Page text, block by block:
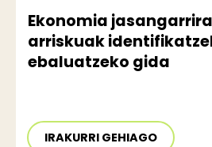
Ekonomia
arriskuak
ebaluatzeko gida
IRAKURRI GEHIAGO